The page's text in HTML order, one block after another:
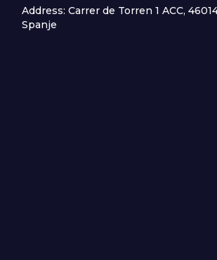
Address: Carrer de Torren 1 ACC,
Spanje